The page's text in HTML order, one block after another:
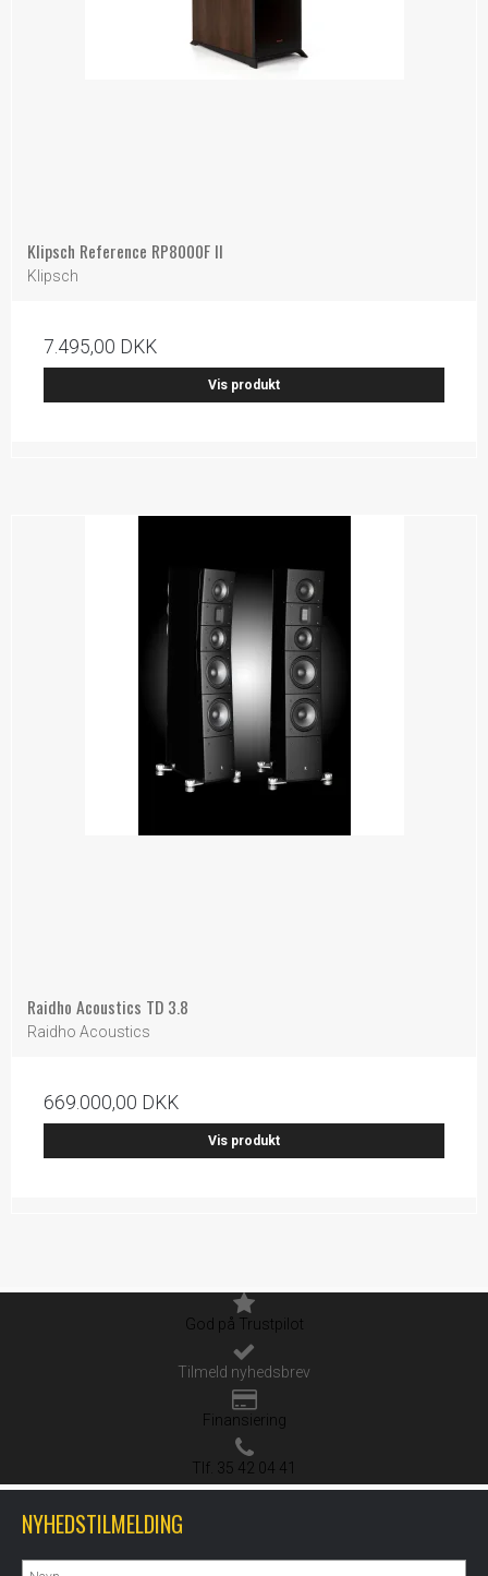
Klipsch Reference RP8000F II
Klipsch
7.495,00 DKK
Vis produkt
Raidho Acoustics TD 3.8
Raidho Acoustics
669.000,00 DKK
Vis produkt
God på Trustpilot
Tilmeld nyhedsbrev
Finansiering
Tlf. 35 42 04 41
NYHEDSTILMELDING